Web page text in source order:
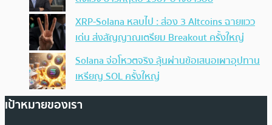
XRP-Solana หลบไป : ส่อง 3 Altcoins ฉายแวว
เด่น ส่งสัญญาณเตรียม Breakout ครั้งใหญ่
Solana จ่อโหวตจริง ลุ้นผ่านข้อเสนอเผาอุปทาน
เหรียญ SOL ครั้งใหญ่
เป้าหมายของเรา